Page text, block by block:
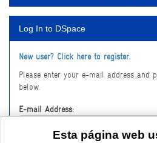
Log In to DSpace
New user? Click here to register.
Please enter your e-mail address and
below.
E-mail Address:
Esta página web